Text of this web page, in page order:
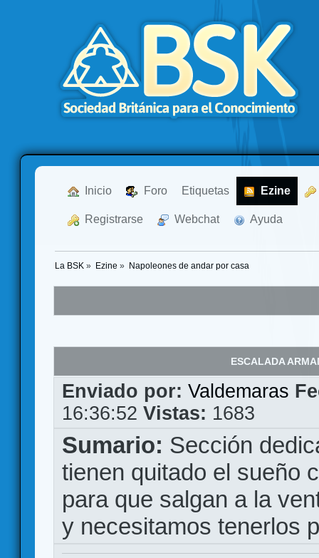
Inicio Foro Etiquetas Ezine
Registrarse Webchat Ayuda
La BSK » Ezine » Napoleones de andar por casa
ESCALADA
Enviado por:Valdemaras
16:36:52Vistas: 1683
Sumario: Sección
tienen quitado el sueño
para que salgan a la
y necesitamos tenerlos